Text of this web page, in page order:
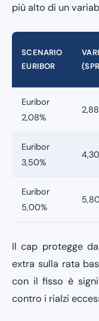
più alto di un
SCENARIO
EURIBOR
Euribor
2,08%
Euribor
3,50%
Euribor
5,00%
Il cap protegge
extra sulla rata
con il fisso è
contro i rialzi